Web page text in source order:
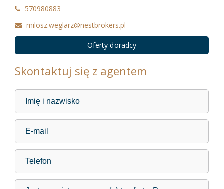
570980883
milosz.weglarz@nestbrokers.pl
Oferty doradcy
Skontaktuj się z agentem